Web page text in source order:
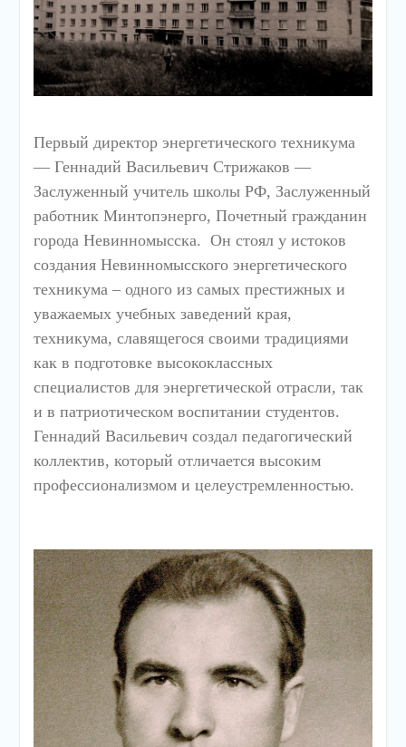
Первый директор энергетического техникума
— Геннадий Васильевич Стрижаков —
Заслуженный учитель школы РФ, Заслуженный
работник Минтопэнерго, Почетный гражданин
города Невинномысска. Он стоял у истоков
создания Невинномысского энергетического
техникума – одного из самых престижных и
уважаемых учебных заведений края,
техникума, славящегося своими традициями
как в подготовке высококлассных
специалистов для энергетической отрасли, так
и в патриотическом воспитании студентов.
Геннадий Васильевич создал педагогический
коллектив, который отличается высоким
профессионализмом и целеустремленностью.